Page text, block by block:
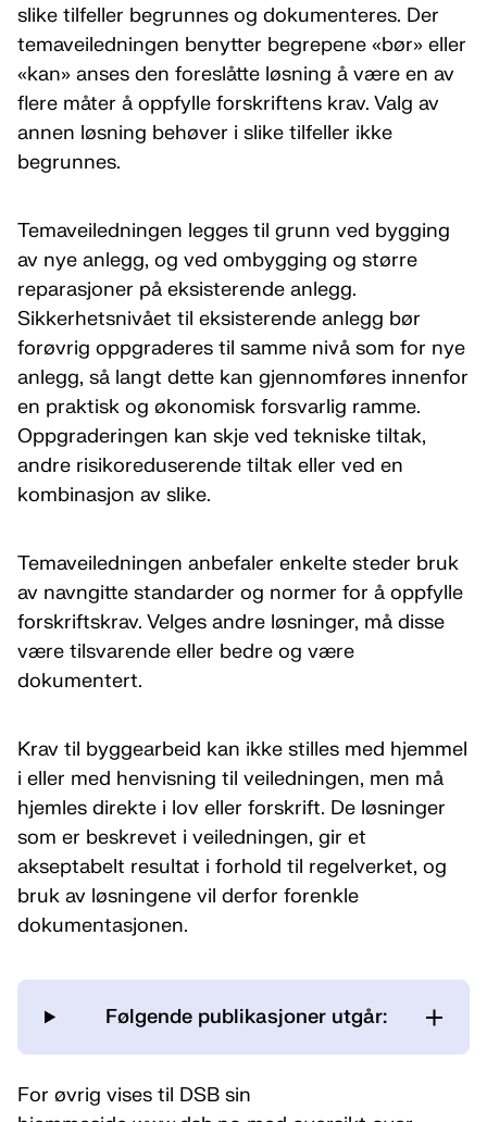
slike tilfeller begrunnes og dokumenteres. Der
temaveiledningen benytter begrepene «bør» eller
«kan» anses den foreslåtte løsning å være en av
flere måter å oppfylle forskriftens krav. Valg av
annen løsning behøver i slike tilfeller ikke
begrunnes.
Temaveiledningen legges til grunn ved bygging
av nye anlegg, og ved ombygging og større
reparasjoner på eksisterende anlegg.
Sikkerhetsnivået til eksisterende anlegg bør
forøvrig oppgraderes til samme nivå som for nye
anlegg, så langt dette kan gjennomføres innenfor
en praktisk og økonomisk forsvarlig ramme.
Oppgraderingen kan skje ved tekniske tiltak,
andre risikoreduserende tiltak eller ved en
kombinasjon av slike.
Temaveiledningen anbefaler enkelte steder bruk
av navngitte standarder og normer for å oppfylle
forskriftskrav. Velges andre løsninger, må disse
være tilsvarende eller bedre og være
dokumentert.
Krav til byggearbeid kan ikke stilles med hjemmel
i eller med henvisning til veiledningen, men må
hjemles direkte i lov eller forskrift. De løsninger
som er beskrevet i veiledningen, gir et
akseptabelt resultat i forhold til regelverket, og
bruk av løsningene vil derfor forenkle
dokumentasjonen.
Følgende publikasjoner utgår:
For øvrig vises til DSB sin